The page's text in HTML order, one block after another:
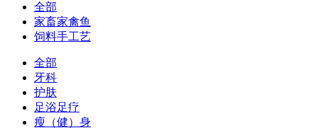
全部
家畜家禽鱼
饲料手工艺
全部
牙科
护肤
足浴足疗
瘦（健）身